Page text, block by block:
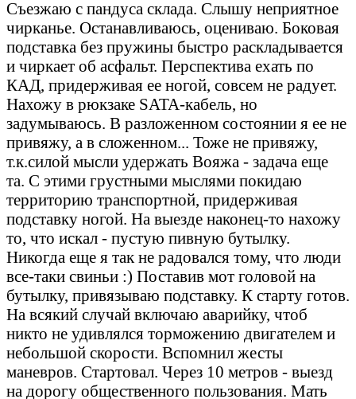
Съезжаю с пандуса склада. Слышу неприятное
чирканье. Останавливаюсь, оцениваю. Боковая
подставка без пружины быстро раскладывается
и чиркает об асфальт. Перспектива ехать по
КАД, придерживая ее ногой, совсем не радует.
Нахожу в рюкзаке SATA-кабель, но
задумываюсь. В разложенном состоянии я ее не
привяжу, а в сложенном... Тоже не привяжу,
т.к.силой мысли удержать Вояжа - задача еще
та. С этими грустными мыслями покидаю
территорию транспортной, придерживая
подставку ногой. На выезде наконец-то нахожу
то, что искал - пустую пивную бутылку.
Никогда еще я так не радовался тому, что люди
все-таки свиньи :) Поставив мот головой на
бутылку, привязываю подставку. К старту готов.
На всякий случай включаю аварийку, чтоб
никто не удивлялся торможению двигателем и
небольшой скорости. Вспомнил жесты
маневров. Стартовал. Через 10 метров - выезд
на дорогу общественного пользования. Мать